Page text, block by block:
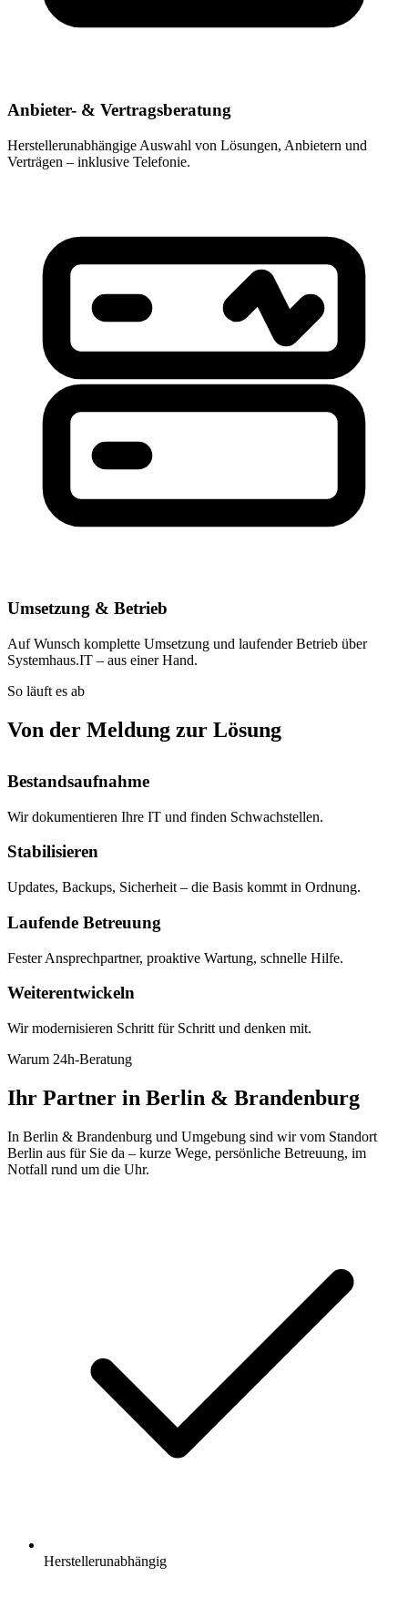
Anbieter- & Vertragsberatung
Herstellerunabhängige Auswahl von Lösungen, Anbietern und
Verträgen – inklusive Telefonie.
Umsetzung & Betrieb
Auf Wunsch komplette Umsetzung und laufender Betrieb über
Systemhaus.IT – aus einer Hand.
So läuft es ab
Von der Meldung zur Lösung
Bestandsaufnahme
Wir dokumentieren Ihre IT und finden Schwachstellen.
Stabilisieren
Updates, Backups, Sicherheit – die Basis kommt in Ordnung.
Laufende Betreuung
Fester Ansprechpartner, proaktive Wartung, schnelle Hilfe.
Weiterentwickeln
Wir modernisieren Schritt für Schritt und denken mit.
Warum 24h-Beratung
Ihr Partner in Berlin & Brandenburg
In Berlin & Brandenburg und Umgebung sind wir vom Standort
Berlin aus für Sie da – kurze Wege, persönliche Betreuung, im
Notfall rund um die Uhr.
Herstellerunabhängig